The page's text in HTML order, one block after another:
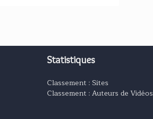
Statistiques
Classement : Sites
Classement : Auteurs de Vidéos